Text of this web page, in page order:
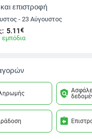
επιστροφή
- 23 Αύγουστος
5.11€
εμπόδια
policy
assignment_return